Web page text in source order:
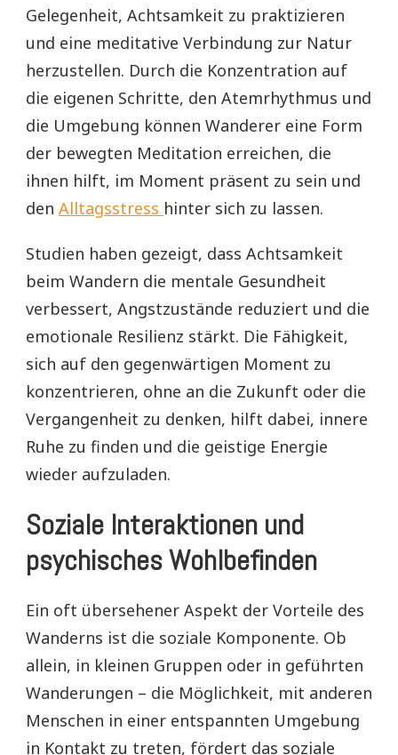
Gelegenheit, Achtsamkeit zu praktizieren
und eine meditative Verbindung zur Natur
herzustellen. Durch die Konzentration auf
die eigenen Schritte, den Atemrhythmus und
die Umgebung können Wanderer eine Form
der bewegten Meditation erreichen, die
ihnen hilft, im Moment präsent zu sein und
den Alltagsstress hinter sich zu lassen.
Studien haben gezeigt, dass Achtsamkeit
beim Wandern die mentale Gesundheit
verbessert, Angstzustände reduziert und die
emotionale Resilienz stärkt. Die Fähigkeit,
sich auf den gegenwärtigen Moment zu
konzentrieren, ohne an die Zukunft oder die
Vergangenheit zu denken, hilft dabei, innere
Ruhe zu finden und die geistige Energie
wieder aufzuladen.
Soziale Interaktionen und
psychisches Wohlbefinden
Ein oft übersehener Aspekt der Vorteile des
Wanderns ist die soziale Komponente. Ob
allein, in kleinen Gruppen oder in geführten
Wanderungen – die Möglichkeit, mit anderen
Menschen in einer entspannten Umgebung
in Kontakt zu treten, fördert das soziale